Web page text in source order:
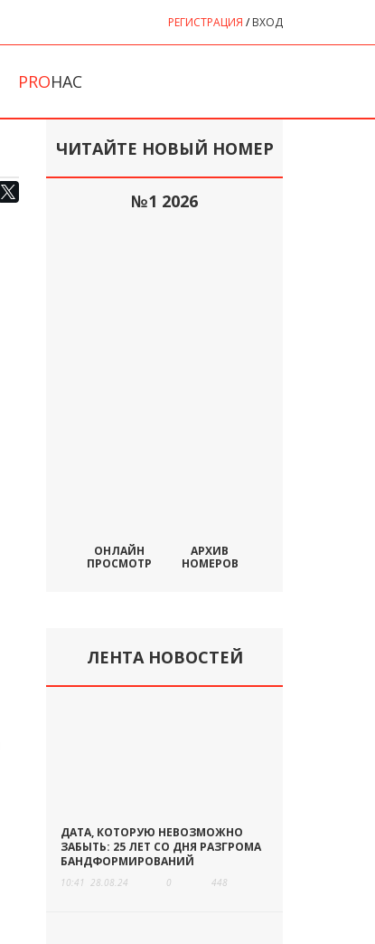
РЕГИСТРАЦИЯ /ВХОД
PROНАС
ЧИТАЙТЕ НОВЫЙ НОМЕР
№1 2026
ОНЛАЙН
ПРОСМОТР
АРХИВ
НОМЕРОВ
ЛЕНТА НОВОСТЕЙ
ДАТА, КОТОРУЮ НЕВОЗМОЖНО
ЗАБЫТЬ: 25 ЛЕТ СО ДНЯ РАЗГРОМА
БАНДФОРМИРОВАНИЙ
10:41 28.08.24 0 448